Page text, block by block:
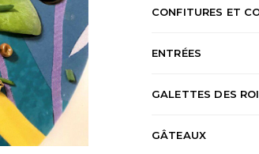
CONFITURES ET
ENTRÉES
GALETTES DES
GÂTEAUX